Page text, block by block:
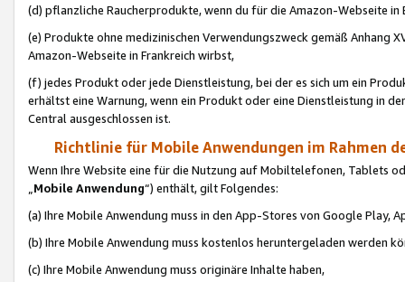
(d) pflanzliche Raucherprodukte, wenn du für die Amazon-Webseite in
(e) Produkte ohne medizinischen Verwendungszweck gemäß Anhang
Amazon-Webseite in Frankreich wirbst,
(f) jedes Produkt oder jede Dienstleistung, bei der es sich um ein
erhältst eine Warnung, wenn ein Produkt oder eine Dienstleistung in
Central ausgeschlossen ist.
Richtlinie für Mobile Anwendungen im Rahmen
Wenn Ihre Website eine für die Nutzung auf Mobiltelefonen, Tablets
„Mobile Anwendung“) enthält, gilt Folgendes:
(a) Ihre Mobile Anwendung muss in den App-Stores von Google Play,
(b) Ihre Mobile Anwendung muss kostenlos heruntergeladen werden
(c) Ihre Mobile Anwendung muss originäre Inhalte haben,